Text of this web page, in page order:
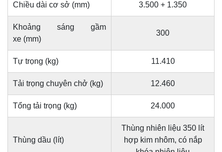
Chiều dài cơ sở (mm) 3.500 + 1.350
Khoảng sáng gầm
xe (mm)
300
Tự trọng (kg) 11.410
Tải trọng chuyên chở (kg) 12.460
Tổng tải trọng (kg) 24.000
Thùng dầu (lít)
Thùng nhiên liệu 350 lít
hợp kim nhôm, có nắp